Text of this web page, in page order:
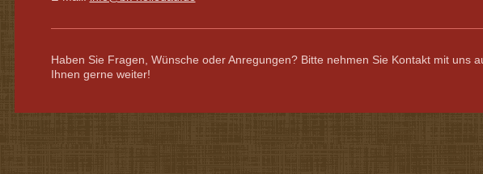
Haben Sie Fragen, Wünsche oder Anregungen? Bitte nehmen Sie Kontakt mit uns
Ihnen gerne weiter!